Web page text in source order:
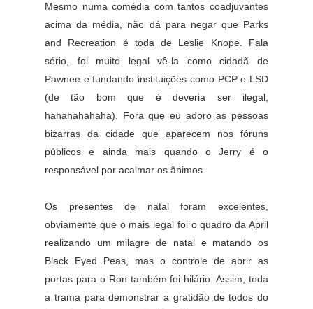
Mesmo numa comédia com tantos coadjuvantes
acima da média, não dá para negar que Parks
and Recreation é toda de Leslie Knope. Fala
sério, foi muito legal vê-la como cidadã de
Pawnee e fundando instituições como PCP e LSD
(de tão bom que é deveria ser ilegal,
hahahahahaha). Fora que eu adoro as pessoas
bizarras da cidade que aparecem nos fóruns
públicos e ainda mais quando o Jerry é o
responsável por acalmar os ânimos.
Os presentes de natal foram excelentes,
obviamente que o mais legal foi o quadro da April
realizando um milagre de natal e matando os
Black Eyed Peas, mas o controle de abrir as
portas para o Ron também foi hilário. Assim, toda
a trama para demonstrar a gratidão de todos do